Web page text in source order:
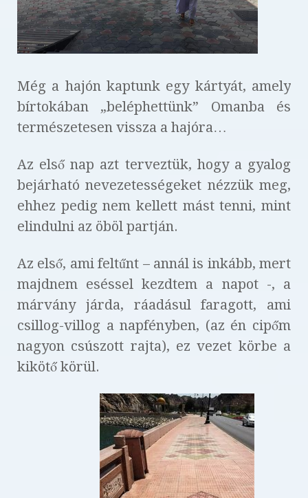
Még a hajón kaptunk egy kártyát, amely
bírtokában „beléphettünk” Omanba és
természetesen vissza a hajóra…
Az első nap azt terveztük, hogy a gyalog
bejárható nevezetességeket nézzük meg,
ehhez pedig nem kellett mást tenni, mint
elindulni az öböl partján.
Az első, ami feltűnt – annál is inkább, mert
majdnem eséssel kezdtem a napot -, a
márvány járda, ráadásul faragott, ami
csillog-villog a napfényben, (az én cipőm
nagyon csúszott rajta), ez vezet körbe a
kikötő körül.